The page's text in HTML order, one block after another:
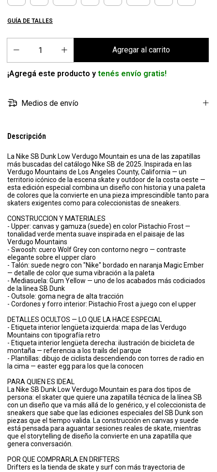
GUÍA DE TALLES
¡Agregá este producto y tenés envío gratis!
Medios de envío
Descripción
La Nike SB Dunk Low Verdugo Mountain es una de las zapatillas
más buscadas del catálogo Nike SB de 2025. Inspirada en las
Verdugo Mountains de Los Angeles County, California — un
territorio icónico de la escena skate y outdoor de la costa oeste —
esta edición especial combina un diseño con historia y una paleta
de colores que la convierte en una pieza imprescindible tanto para
skaters exigentes como para coleccionistas de sneakers.
CONSTRUCCION Y MATERIALES
- Upper: canvas y gamuza (suede) en color Pistachio Frost —
tonalidad verde menta suave inspirada en el paisaje de las
Verdugo Mountains
- Swoosh: cuero Wolf Grey con contorno negro — contraste
elegante sobre el upper claro
- Talón: suede negro con "Nike" bordado en naranja Magic Ember
— detalle de color que suma vibración a la paleta
- Mediasuela: Gum Yellow — uno de los acabados más codiciados
de la línea SB Dunk
- Outsole: goma negra de alta tracción
- Cordones y forro interior: Pistachio Frost a juego con el upper
DETALLES OCULTOS — LO QUE LA HACE ESPECIAL
- Etiqueta interior lengüeta izquierda: mapa de las Verdugo
Mountains con tipografía retro
- Etiqueta interior lengüeta derecha: ilustración de bicicleta de
montaña — referencia a los trails del parque
- Plantillas: dibujo de ciclista descendiendo con torres de radio en
la cima — easter egg para los que la conocen
PARA QUIEN ES IDEAL
La Nike SB Dunk Low Verdugo Mountain es para dos tipos de
persona: el skater que quiere una zapatilla técnica de la línea SB
con un diseño que va más allá de lo genérico, y el coleccionista de
sneakers que sabe que las ediciones especiales del SB Dunk son
piezas que el tiempo valida. La construcción en canvas y suede
está pensada para aguantar sesiones reales de skate, mientras
que el storytelling de diseño la convierte en una zapatilla que
genera conversación.
POR QUE COMPRARLA EN DRIFTERS
Drifters es la tienda de skate y surf con más trayectoria de